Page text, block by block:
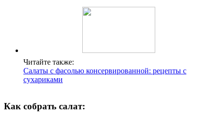
Читайте также:
Салаты с фасолью консервированной: рецепты с
сухариками
Как собрать салат: